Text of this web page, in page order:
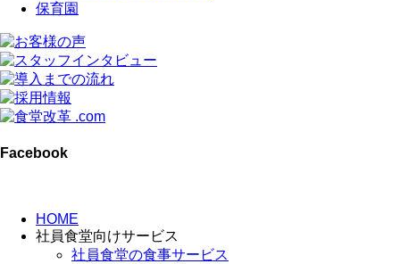
保育園
Facebook
HOME
社員食堂向けサービス
社員食堂の食事サービス